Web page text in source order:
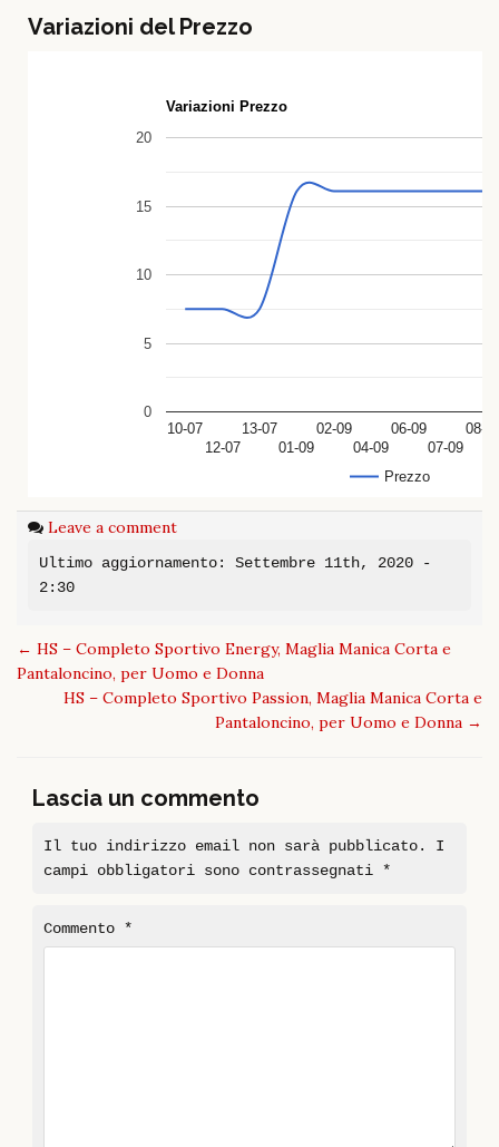
Variazioni del Prezzo
Variazioni Prezzo
Prezzo
10-07
12-07
13-07
01-09
02-09
04-09
06-09
07-09
08-
0
5
10
15
20
Leave a comment
Ultimo aggiornamento: Settembre 11th, 2020 -
2:30
Post
navigation
← HS – Completo Sportivo Energy, Maglia Manica Corta e
Pantaloncino, per Uomo e Donna
HS – Completo Sportivo Passion, Maglia Manica Corta e
Pantaloncino, per Uomo e Donna →
Lascia un commento
Il tuo indirizzo email non sarà pubblicato.
I
campi obbligatori sono contrassegnati *
Commento *